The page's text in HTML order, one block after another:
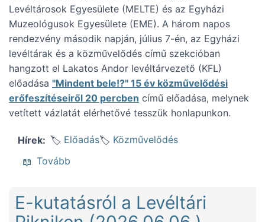
Levéltárosok Egyesülete (MELTE) és az Egyházi
Muzeológusok Egyesülete (EME). A három napos
rendezvény második napján, július 7-én, az Egyházi
levéltárak és a közművelődés című szekcióban
hangzott el Lakatos Andor levéltárvezető (KFL)
előadása "Mindent bele!?" 15 év közművelődési
erőfeszítéseiről 20 percben című előadása, melynek
vetített vázlatát elérhetővé tesszük honlapunkon.
Hírek Előadás
Közművelődés
Tovább
E-kutatásról a Levéltári